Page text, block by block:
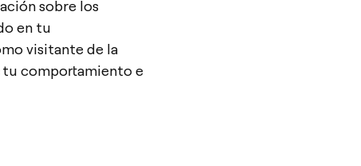
sobre los
en tu
visitante de la
tu comportamiento e